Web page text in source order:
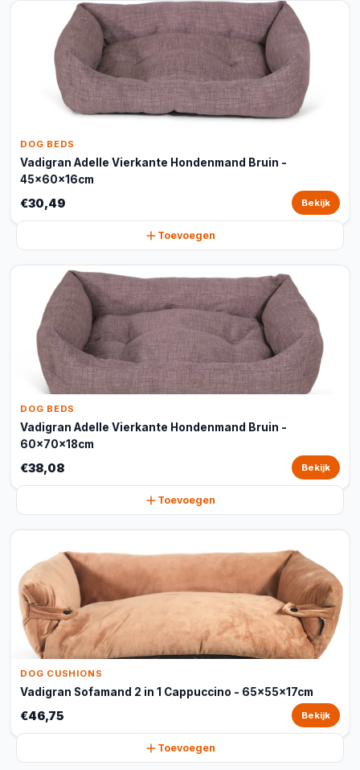
DOG BEDS
Vadigran Adelle Vierkante Hondenmand Bruin -
45x60x16cm
€30,49 Bekijk
Toevoegen
DOG BEDS
Vadigran Adelle Vierkante Hondenmand Bruin -
60x70x18cm
€38,08 Bekijk
Toevoegen
DOG CUSHIONS
Vadigran Sofamand 2 in 1 Cappuccino - 65x55x17cm
€46,75 Bekijk
Toevoegen